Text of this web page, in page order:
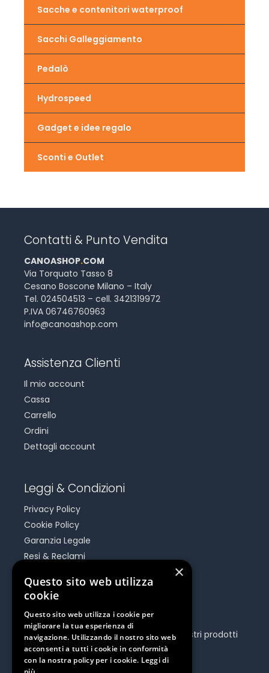
Sacche e contenitori waterproof
Sacchi Galleggiamento
Pedalò
Hydrospeed
Gadget e idee regalo
Sconti e Outlet
Contatti & Punto Vendita
CANOASHOP.COM
Via Torquato Tasso 8
Cesano Boscone Milano – Italy
Tel. 024504513 – cell. 3421319972
P.IVA 06746760963
info@canoashop.com
Assistenza Clienti
Il mio account
Cassa
Carrello
Ordini
Dettagli account
Leggi & Condizioni
Privacy Policy
Cookie Policy
Garanzia Legale
Resi & Reclami
Be Social
Seguici e rimani aggiornato su tutti i nostri prodotti
e iniziative.
×
Questo sito web utilizza
cookie
Questo sito web utilizza i cookie per
migliorare la tua esperienza di
navigazione. Utilizzando il nostro sito web
acconsenti a tutti i cookie in conformità
con la nostra policy per i cookie. Leggi di